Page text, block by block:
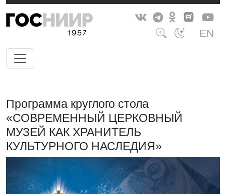
EN
Программа круглого стола
«СОВРЕМЕННЫЙ ЦЕРКОВНЫЙ
МУЗЕЙ КАК ХРАНИТЕЛЬ
КУЛЬТУРНОГО НАСЛЕДИЯ»